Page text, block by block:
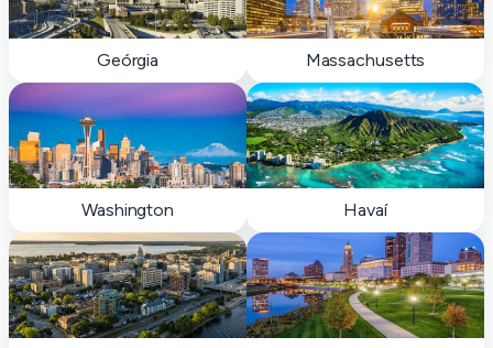
Geórgia Massachusetts
Washington Havaí